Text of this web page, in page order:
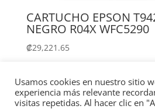
CARTUCHO EPSON
NEGRO R04X WFC5290
₡29,221.65
Añadir al carrito
Usamos cookies en nuestro sitio
experiencia más relevante
visitas repetidas. Al hacer clic en